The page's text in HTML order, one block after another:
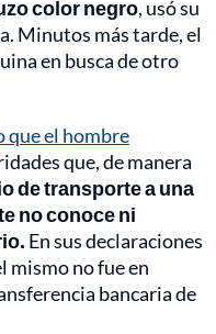
color negro, usó su
Minutos más tarde, el
en busca de otro
que el hombre
que, de manera
de transporte a una
no conoce ni
En sus declaraciones
mismo no fue en
bancaria de